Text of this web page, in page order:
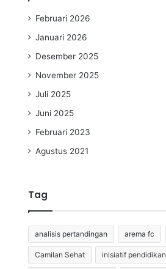
Februari 2026
Januari 2026
Desember 2025
November 2025
Juli 2025
Juni 2025
Februari 2023
Agustus 2021
Tag
analisis pertandingan arema fc
Camilan Sehat inisiatif pendidikan